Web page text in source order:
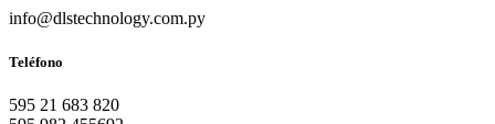
info@dlstechnology.com.py
Teléfono
595 21 683 820